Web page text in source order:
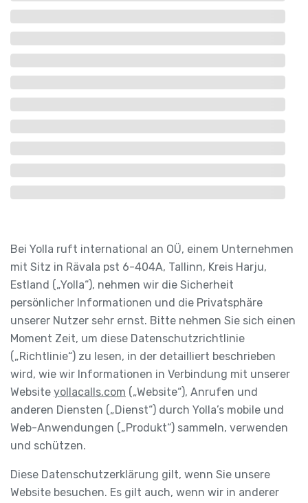
Bei Yolla ruft international an OÜ, einem Unternehmen
mit Sitz in Rävala pst 6-404A, Tallinn, Kreis Harju,
Estland („Yolla“), nehmen wir die Sicherheit
persönlicher Informationen und die Privatsphäre
unserer Nutzer sehr ernst. Bitte nehmen Sie sich einen
Moment Zeit, um diese Datenschutzrichtlinie
(„Richtlinie“) zu lesen, in der detailliert beschrieben
wird, wie wir Informationen in Verbindung mit unserer
Website yollacalls.com („Website“), Anrufen und
anderen Diensten („Dienst“) durch Yolla’s mobile und
Web-Anwendungen („Produkt“) sammeln, verwenden
und schützen.
Diese Datenschutzerklärung gilt, wenn Sie unsere
Website besuchen. Es gilt auch, wenn wir in anderer